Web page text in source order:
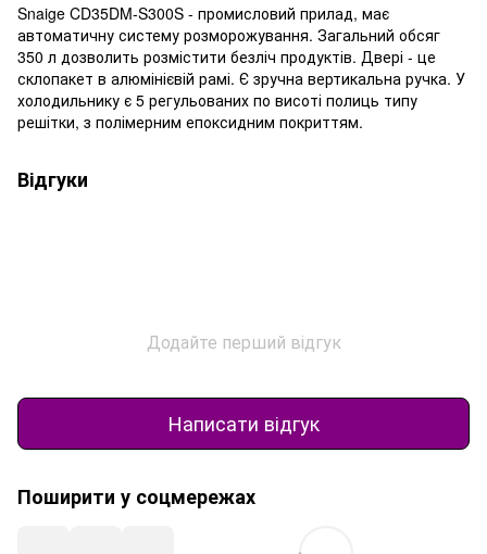
Snaige CD35DM-S300S - промисловий прилад, має
автоматичну систему розморожування. Загальний обсяг
350 л дозволить розмістити безліч продуктів. Двері - це
склопакет в алюмінієвій рамі. Є зручна вертикальна ручка. У
холодильнику є 5 регульованих по висоті полиць типу
решітки, з полімерним епоксидним покриттям.
Відгуки
Додайте перший відгук
Написати відгук
Поширити у соцмережах